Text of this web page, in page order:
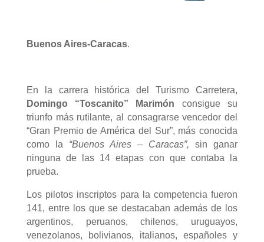
Buenos Aires-Caracas.
En la carrera histórica del Turismo Carretera,
Domingo “Toscanito” Marimón consigue su
triunfo más rutilante, al consagrarse vencedor del
“Gran Premio de América del Sur”, más conocida
como la “Buenos Aires – Caracas”, sin ganar
ninguna de las 14 etapas con que contaba la
prueba.
Los pilotos inscriptos para la competencia fueron
141, entre los que se destacaban además de los
argentinos, peruanos, chilenos, uruguayos,
venezolanos, bolivianos, italianos, españoles y